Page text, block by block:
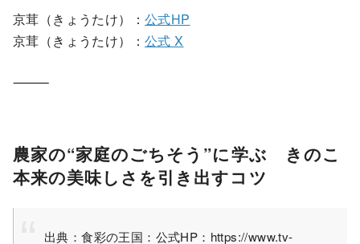
京茸（きょうたけ）： 公式HP
京茸（きょうたけ）： 公式 X
⸻
農家の“家庭のごちそう”に学ぶ きのこ
本来の美味しさを引き出すコツ
出典：食彩の王国：公式HP：https://www.tv-